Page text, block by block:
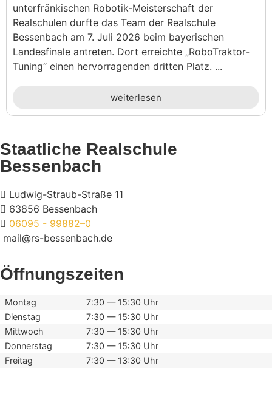
unterfränkischen Robotik-Meisterschaft der
Realschulen durfte das Team der Realschule
Bessenbach am 7. Juli 2026 beim bayerischen
Landesfinale antreten. Dort erreichte „RoboTraktor-
Tuning“ einen hervorragenden dritten Platz. ...
weiterlesen
Staatliche Realschule
Bessenbach
Ludwig-Straub-Straße 11
63856 Bessenbach
06095 - 99882–0
mail@rs-bessenbach.de
Öffnungszeiten
Montag
7:30 — 15:30 Uhr
Dienstag
7:30 — 15:30 Uhr
Mittwoch
7:30 — 15:30 Uhr
Donnerstag
7:30 — 15:30 Uhr
Freitag
7:30 — 13:30 Uhr